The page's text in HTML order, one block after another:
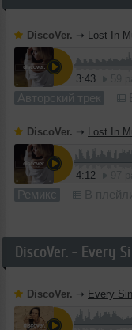
DiscoVer. ➝ Lost In
3:43
Авторский трек
DiscoVer. ➝ Lost In
4:12
Ремикс В
DiscoVer. - Every
DiscoVer. ➝ Every